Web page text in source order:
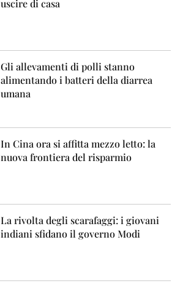
uscire di casa
Gli allevamenti di polli stanno
alimentando i batteri della diarrea
umana
In Cina ora si affitta mezzo letto: la
nuova frontiera del risparmio
La rivolta degli scarafaggi: i giovani
indiani sfidano il governo Modi